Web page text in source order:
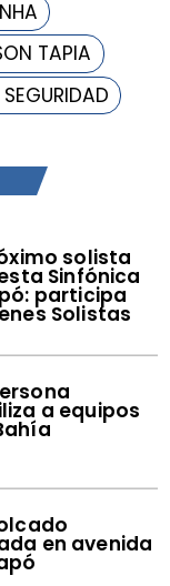
solista
Sinfónica
participa
Solistas
a equipos
en avenida
TAPIA